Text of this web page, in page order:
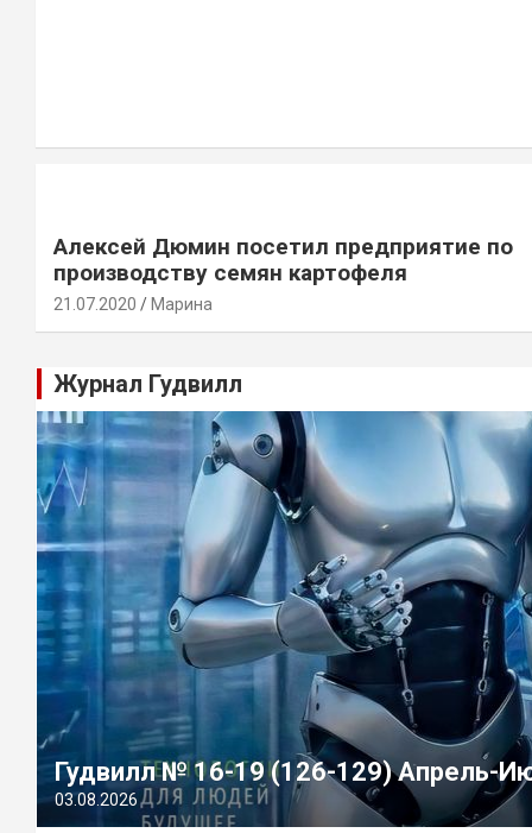
Алексей Дюмин посетил предприятие по
производству семян картофеля
21.07.2020 Марина
Журнал Гудвилл
Гудвилл № 16-19 (126-129) Апрель-
03.08.2026